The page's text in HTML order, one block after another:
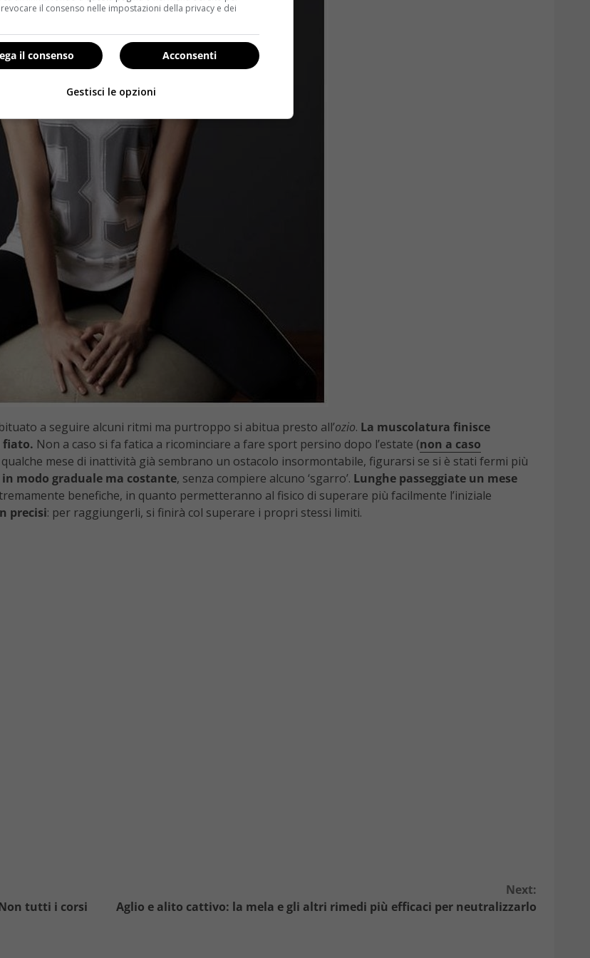
a seguire alcuni ritmi ma purtroppo si abitua presto all’ozio. La muscolatura finisce
fiato. Non a caso si fa fatica a ricominciare a fare sport persino dopo l’estate (non a caso
qualche mese di inattività già sembrano un ostacolo insormontabile, figurarsi se si è stati fermi più
modo graduale ma costante, senza compiere alcuno ‘sgarro’. Lunghe passeggiate un mese
benefiche, in quanto permetteranno al fisico di superare più facilmente l’iniziale
precisi: per raggiungerli, si finirà col superare i propri stessi limiti.
tutti i corsi
Next:
Aglio e alito cattivo: la mela e gli altri rimedi più efficaci per neutralizzarlo
il consenso nelle impostazioni della privacy e dei
Acconsenti
il consenso
Gestisci le opzioni